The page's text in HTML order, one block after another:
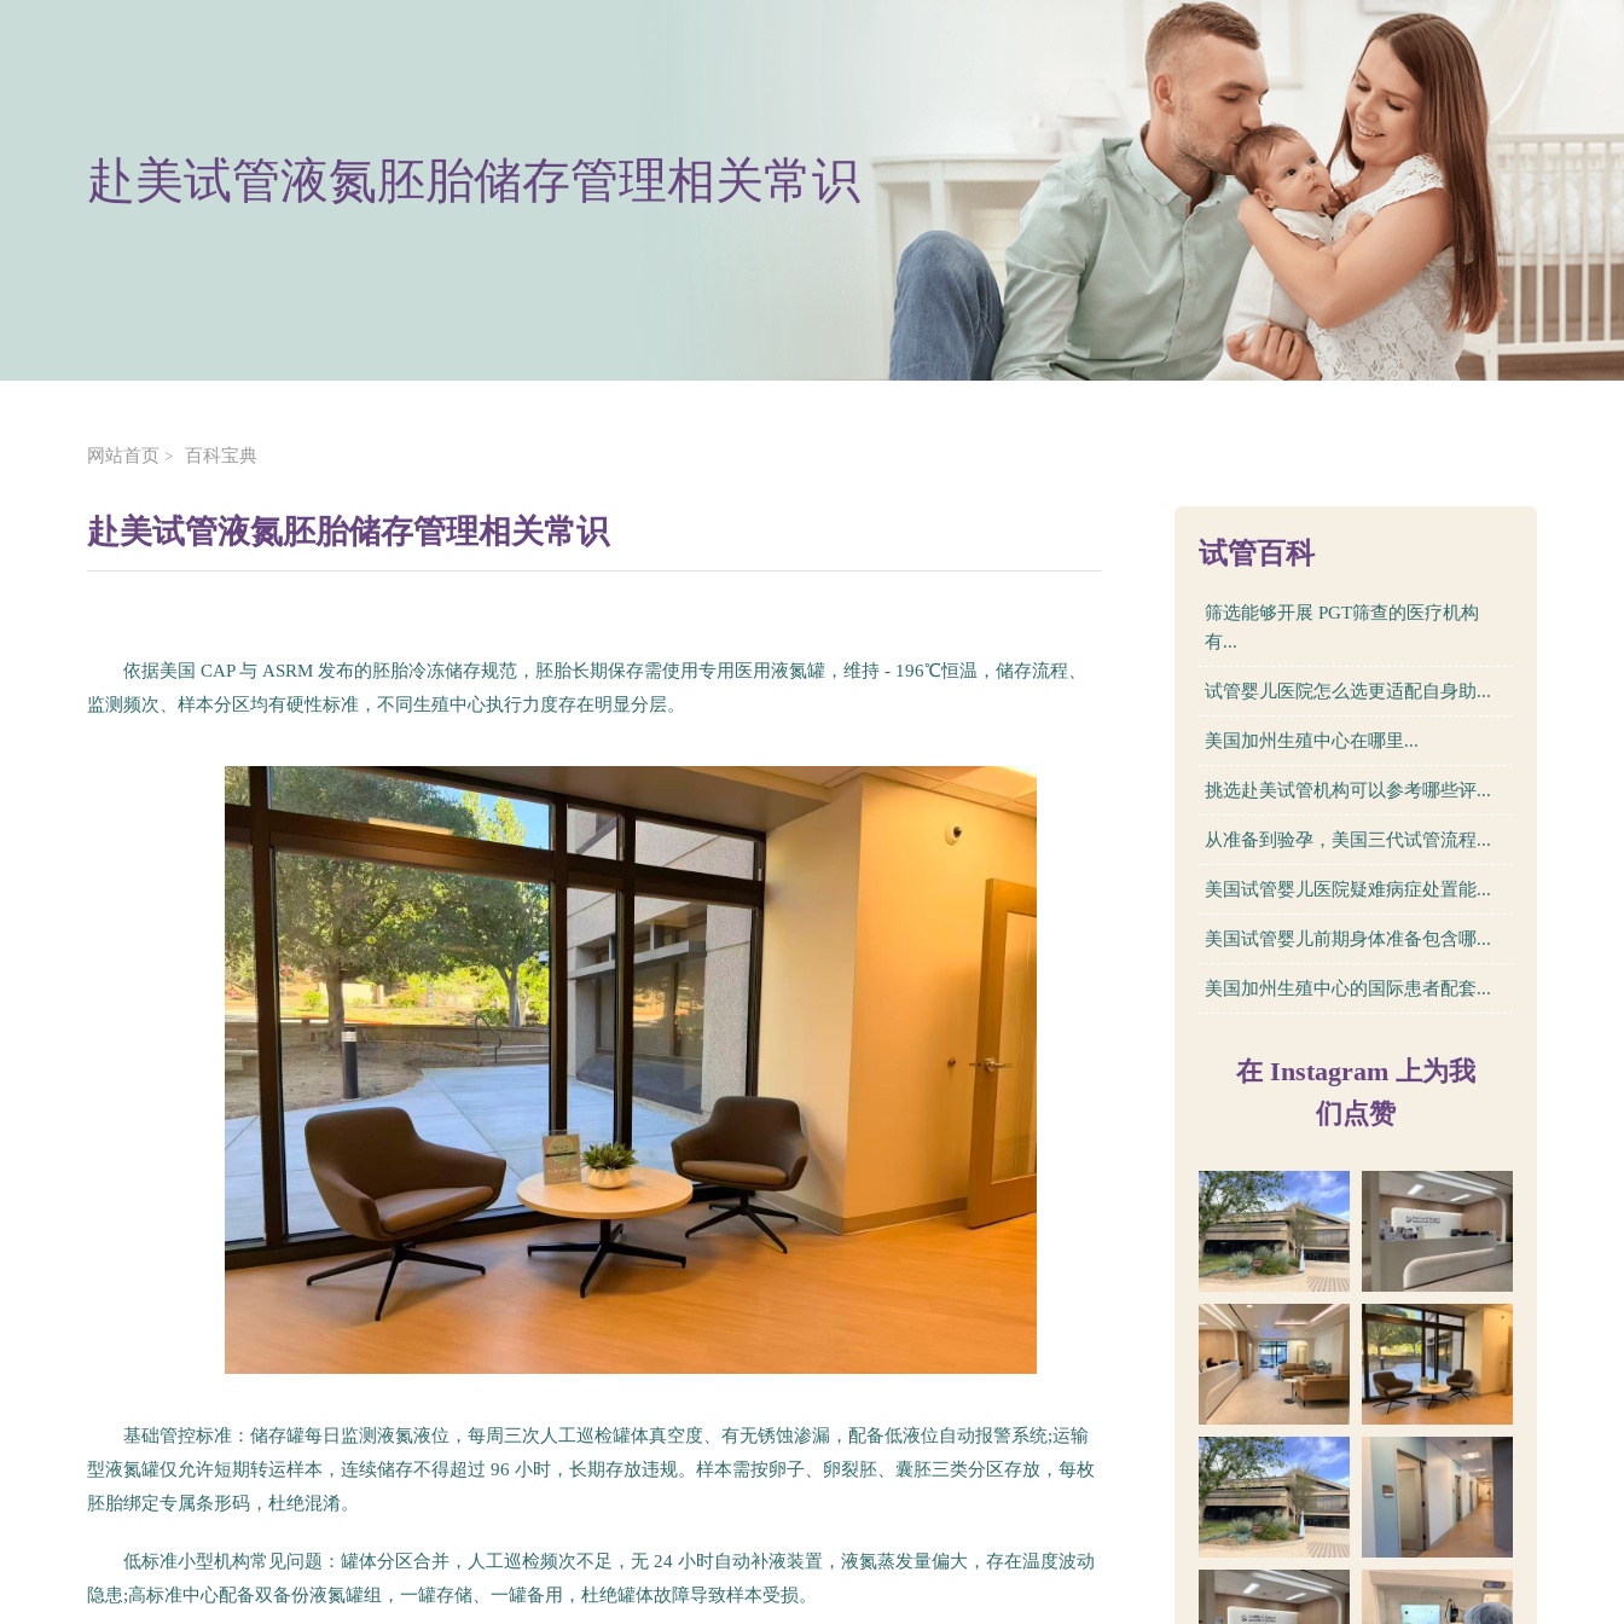
赴美试管液氮胚胎储存管理相关常识
网站首页 > 百科宝典
赴美试管液氮胚胎储存管理相关常识
依据美国 CAP 与 ASRM 发布的胚胎冷冻储存规范，胚胎长期保存需使用专用医用液氮罐，维持 - 196℃恒温，储存流程、
监测频次、样本分区均有硬性标准，不同生殖中心执行力度存在明显分层。
基础管控标准：储存罐每日监测液氮液位，每周三次人工巡检罐体真空度、有无锈蚀渗漏，配备低液位自动报警系统;运输
型液氮罐仅允许短期转运样本，连续储存不得超过 96 小时，长期存放违规。样本需按卵子、卵裂胚、囊胚三类分区存放，每枚
胚胎绑定专属条形码，杜绝混淆。
低标准小型机构常见问题：罐体分区合并，人工巡检频次不足，无 24 小时自动补液装置，液氮蒸发量偏大，存在温度波动
隐患;高标准中心配备双备份液氮罐组，一罐存储、一罐备用，杜绝罐体故障导致样本受损。
试管百科
筛选能够开展 PGT筛查的医疗机构
有...
试管婴儿医院怎么选更适配自身助...
美国加州生殖中心在哪里...
挑选赴美试管机构可以参考哪些评...
从准备到验孕，美国三代试管流程...
美国试管婴儿医院疑难病症处置能...
美国试管婴儿前期身体准备包含哪...
美国加州生殖中心的国际患者配套...
在 Instagram 上为我
们点赞